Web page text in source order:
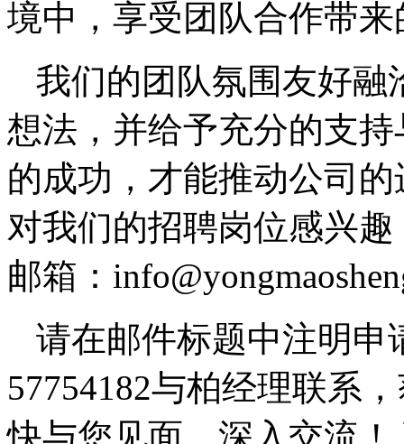
境中，享受团队合作带
我们的团队氛围友好融
想法，并给予充分的支
的成功，才能推动公司
对我们的招聘岗位感兴
邮箱：
请在邮件标题中注明申
57754182与柏经理联系
快与您见面，深入交流